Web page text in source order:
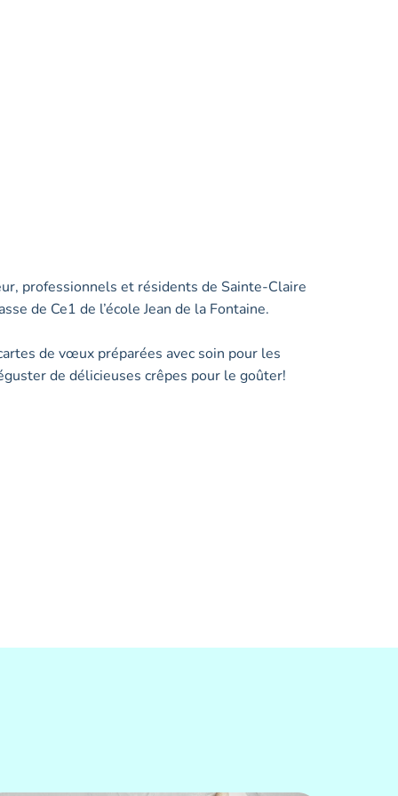
professionnels et résidents de Sainte-Claire
de Ce1 de l’école Jean de la Fontaine.
de vœux préparées avec soin pour les
de délicieuses crêpes pour le goûter!